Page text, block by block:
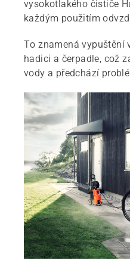
vysokotlakého čističe
každým použitím
To znamená vypuštění
hadici a čerpadle, což
vody a předchází